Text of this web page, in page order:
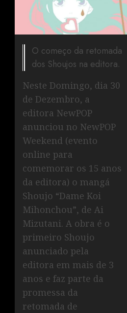
O começo da retomada
dos Shoujos na editora.
Neste Domingo, dia 30
de Dezembro, a
editora NewPOP
anunciou no NewPOP
Weekend (evento
online para
comemorar os 15 anos
da editora) o mangá
Shoujo “Dame Koi
Mihonchou”, de Ai
Mizutani. A obra é o
primeiro Shoujo
anunciado pela
editora em mais de 3
anos e faz parte da
promessa da
retomada de